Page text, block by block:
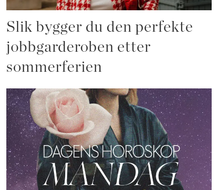
Slik bygger du den perfekte
jobbgarderoben etter
sommerferien